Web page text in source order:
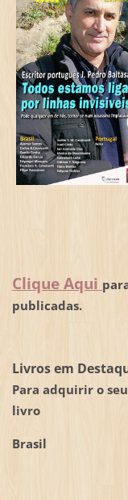
Clique Aqui
publicadas.
Livros em
Para adquirir o
livro
Brasil